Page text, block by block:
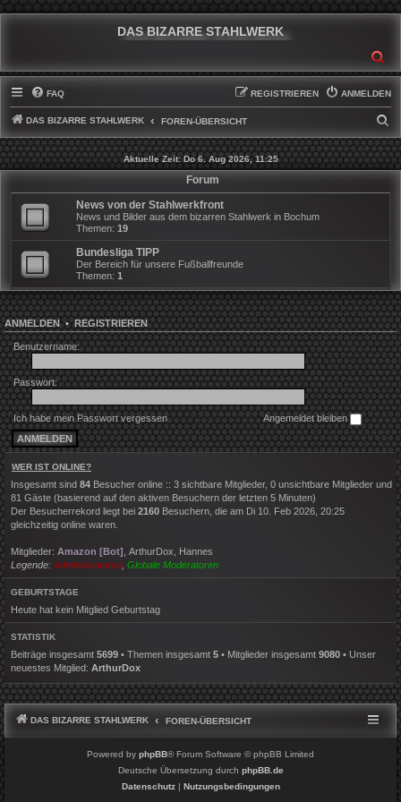
DAS BIZARRE STAHLWERK
FAQ ANMELDEN
REGISTRIEREN
DAS BIZARRE STAHLWERK FOREN-ÜBERSICHT
U
C
Aktuelle Zeit: Do 6. Aug 2026, 11:25
Forum
News von der Stahlwerkfront
News und Bilder aus dem bizarren Stahlwerk in Bochum
Themen: 19
Bundesliga TIPP
Der Bereich für unsere Fußballfreunde
Themen: 1
ANMELDEN•REGISTRIEREN
Benutzername:
Passwort:
Ich habe mein Passwort vergessen Angemeldet bleiben
WER IST ONLINE?
Insgesamt sind 84 Besucher online :: 3 sichtbare Mitglieder, 0 unsichtbare Mitglieder und
81 Gäste (basierend auf den aktiven Besuchern der letzten 5 Minuten)
Der Besucherrekord liegt bei 2160 Besuchern, die am Di 10. Feb 2026, 20:25
gleichzeitig online waren.
Mitglieder: Amazon [Bot] ArthurDox
Hannes
Legende: Administratoren Globale Moderatoren
GEBURTSTAGE
Heute hat kein Mitglied Geburtstag
STATISTIK
Beiträge insgesamt 5699 • Themen insgesamt 5 • Mitglieder insgesamt 9080 • Unser
neuestes Mitglied: ArthurDox
DAS BIZARRE STAHLWERK FOREN-ÜBERSICHT
Powered by phpBB® Forum Software © phpBB Limited
Deutsche Übersetzung durch phpBB.de
Datenschutz| Nutzungsbedingungen